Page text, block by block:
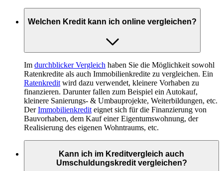
Welchen Kredit kann ich online vergleichen?
Im durchblicker Vergleich haben Sie die Möglichkeit sowohl
Ratenkredite als auch Immobilienkredite zu vergleichen. Ein
Ratenkredit wird dazu verwendet, kleinere Vorhaben zu
finanzieren. Darunter fallen zum Beispiel ein Autokauf,
kleinere Sanierungs- & Umbauprojekte, Weiterbildungen, etc.
DerImmobilienkredit eignet sich für die Finanzierung von
Bauvorhaben, dem Kauf einer Eigentumswohnung, der
Realisierung des eigenen Wohntraums, etc.
Kann ich im Kreditvergleich auch
Umschuldungskredit vergleichen?